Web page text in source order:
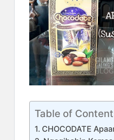
Table of
CHOCODATE